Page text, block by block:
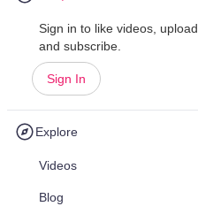
Sign in to like videos, upload,
and subscribe.
Sign In
Explore
Videos
Blog